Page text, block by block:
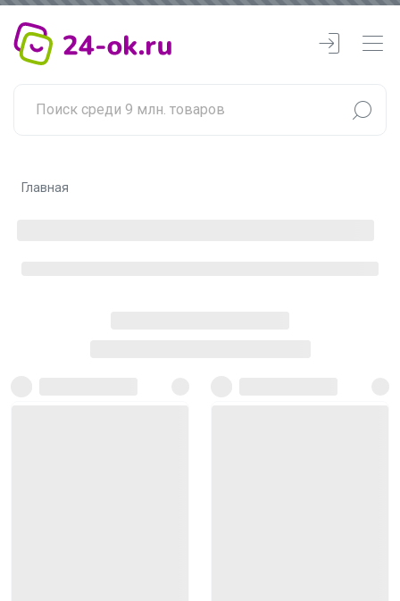
Главная